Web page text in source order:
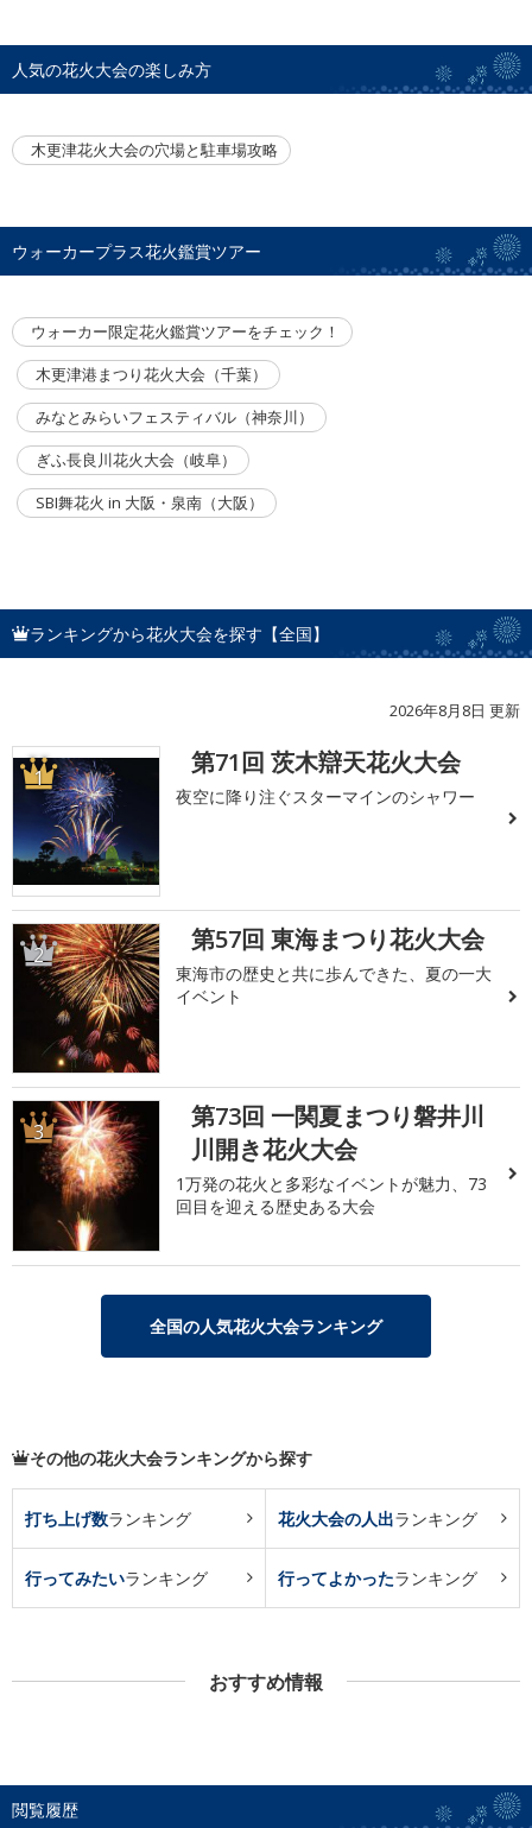
人気の花火大会の楽しみ方
木更津花火大会の穴場と駐車場攻略
ウォーカープラス花火鑑賞ツアー
ウォーカー限定花火鑑賞ツアーをチェック！
木更津港まつり花火大会（千葉）
みなとみらいフェスティバル（神奈川）
ぎふ長良川花火大会（岐阜）
SBI舞花火 in 大阪・泉南（大阪）
ランキングから花火大会を探す【全国】
2026年8月8日 更新
1 第71回 茨木辯天花火大会
夜空に降り注ぐスターマインのシャワー
2 第57回 東海まつり花火大会
東海市の歴史と共に歩んできた、夏の一大
イベント
3
第73回 一関夏まつり磐井川
川開き花火大会
1万発の花火と多彩なイベントが魅力、73
回目を迎える歴史ある大会
全国の人気花火大会ランキング
その他の花火大会ランキングから探す
打ち上げ数ランキング 花火大会の人出ランキング
行ってみたいランキング 行ってよかったランキング
おすすめ情報
閲覧履歴